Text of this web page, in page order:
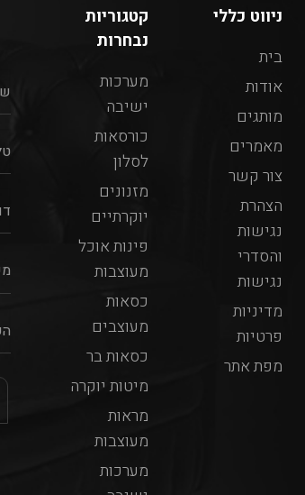
ניווט כללי
בית
אודות
מותגים
מאמרים
צור קשר
הצהרת
נגישות
והסדרי
נגישות
מדיניות
פרטיות
מפת אתר
קטגוריות
נבחרות
מערכות
ישיבה
כורסאות
לסלון
מזנונים
יוקרתיים
פינות אוכל
מעוצבות
כסאות
מעוצבים
כסאות בר
מיטות יוקרה
מראות
מעוצבות
מערכות